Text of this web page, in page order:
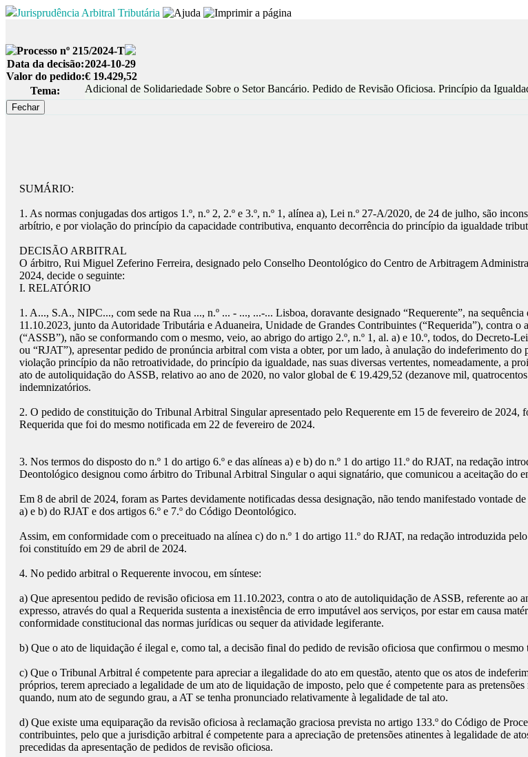
Jurisprudência Arbitral Tributária
Processo nº 215/2024-T
Data da decisão:2024-10-29
Valor do pedido:€ 19.429,52
Tema:
Adicional de Solidariedade Sobre o Setor Bancário. Pedido de Revisão Oficiosa. Princípio da
SUMÁRIO:
1. As normas conjugadas dos artigos 1.º, n.º 2, 2.º e 3.º, n.º 1, alínea a), Lei n.º 27-A/2020, de 24 de julho, são
arbítrio, e por violação do princípio da capacidade contributiva, enquanto decorrência do princípio da igualdade
DECISÃO ARBITRAL
O árbitro, Rui Miguel Zeferino Ferreira, designado pelo Conselho Deontológico do Centro de Arbitragem
2024, decide o seguinte:
I. RELATÓRIO
1. A..., S.A., NIPC..., com sede na Rua ..., n.º ... - ..., ...-... Lisboa, doravante designado “Requerente”, na
11.10.2023, junto da Autoridade Tributária e Aduaneira, Unidade de Grandes Contribuintes (“Requerida”), contra
(“ASSB”), não se conformando com o mesmo, veio, ao abrigo do artigo 2.º, n.º 1, al. a) e 10.º, todos, do Decreto-
ou “RJAT”), apresentar pedido de pronúncia arbitral com vista a obter, por um lado, à anulação do indeferimento
violação princípio da não retroatividade, do princípio da igualdade, nas suas diversas vertentes, nomeadamente, a
ato de autoliquidação do ASSB, relativo ao ano de 2020, no valor global de € 19.429,52 (dezanove mil,
indemnizatórios.
2. O pedido de constituição do Tribunal Arbitral Singular apresentado pelo Requerente em 15 de fevereiro de
Requerida que foi do mesmo notificada em 22 de fevereiro de 2024.
3. Nos termos do disposto do n.º 1 do artigo 6.º e das alíneas a) e b) do n.º 1 do artigo 11.º do RJAT, na redação
Deontológico designou como árbitro do Tribunal Arbitral Singular o aqui signatário, que comunicou a aceitação do
Em 8 de abril de 2024, foram as Partes devidamente notificadas dessa designação, não tendo manifestado vontade
a) e b) do RJAT e dos artigos 6.º e 7.º do Código Deontológico.
Assim, em conformidade com o preceituado na alínea c) do n.º 1 do artigo 11.º do RJAT, na redação introduzida
foi constituído em 29 de abril de 2024.
4. No pedido arbitral o Requerente invocou, em síntese:
a) Que apresentou pedido de revisão oficiosa em 11.10.2023, contra o ato de autoliquidação de ASSB, referente
expresso, através do qual a Requerida sustenta a inexistência de erro imputável aos serviços, por estar em causa
conformidade constitucional das normas jurídicas ou sequer da atividade legiferante.
b) Que o ato de liquidação é ilegal e, como tal, a decisão final do pedido de revisão oficiosa que confirmou o mesmo
c) Que o Tribunal Arbitral é competente para apreciar a ilegalidade do ato em questão, atento que os atos de
próprios, terem apreciado a legalidade de um ato de liquidação de imposto, pelo que é competente para as
quando, num ato de segundo grau, a AT se tenha pronunciado relativamente à legalidade de tal ato.
d) Que existe uma equiparação da revisão oficiosa à reclamação graciosa prevista no artigo 133.º do Código de
contribuintes, pelo que a jurisdição arbitral é competente para a apreciação de pretensões atinentes à legalidade de
precedidas da apresentação de pedidos de revisão oficiosa.